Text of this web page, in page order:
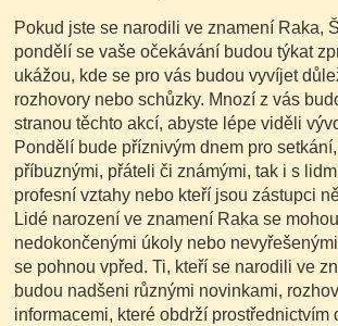
Pokud jste se narodili ve znamení Raka,
pondělí se vaše očekávání budou týkat
ukážou, kde se pro vás budou vyvíjet
rozhovory nebo schůzky. Mnozí z vás
stranou těchto akcí, abyste lépe viděli
Pondělí bude příznivým dnem pro
příbuznými, přáteli či známými, tak i s
profesní vztahy nebo kteří jsou zástupci
Lidé narození ve znamení Raka se
nedokončenými úkoly nebo
se pohnou vpřed. Ti, kteří se narodili ve
budou nadšeni různými novinkami,
informacemi, které obdrží prostřednictvím